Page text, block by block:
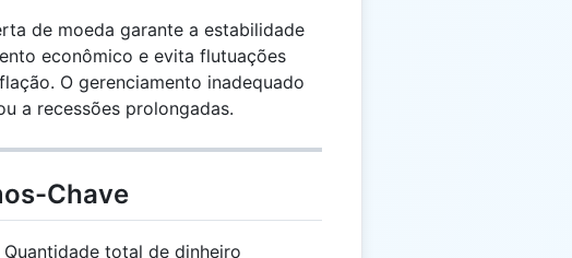
de moeda garante a estabilidade
econômico e evita flutuações
O gerenciamento inadequado
a recessões prolongadas.
Chave
Quantidade total de dinheiro